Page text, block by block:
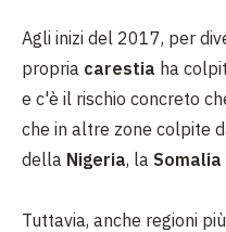
Agli inizi del 2017, per
propria carestia ha
e c'è il rischio concreto
che in altre zone colpite
della Nigeria, la Somalia
Tuttavia, anche regioni